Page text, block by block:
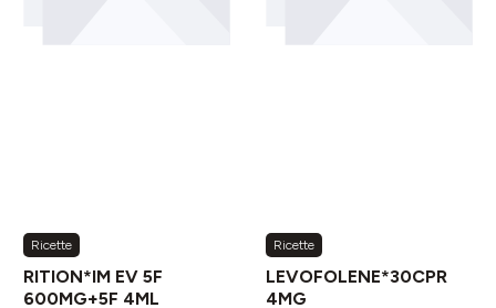
Ricette
RITION*IM EV 5F
600MG+5F 4ML
Ricette
LEVOFOLENE*30CPR
4MG